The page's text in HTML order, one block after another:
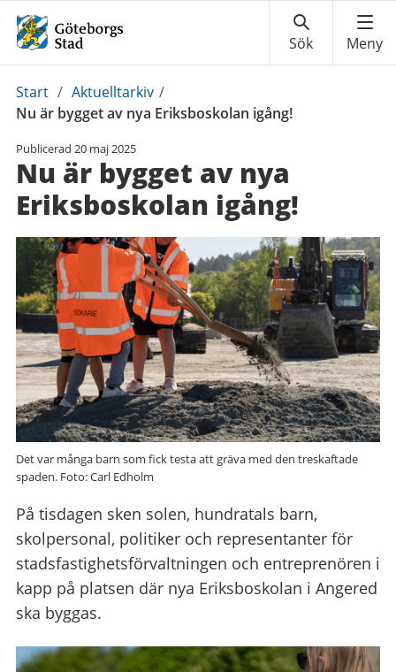
Du
är
Start / Aktuelltarkiv /
Nu är bygget av nya Eriksboskolan igång!
Publicerad 20 maj 2025
Nu är bygget av nya
Eriksboskolan igång!
Det var många barn som fick testa att gräva med den treskaftade
spaden. Foto: Carl Edholm
På tisdagen sken solen, hundratals barn,
skolpersonal, politiker och representanter för
stadsfastighetsförvaltningen och entreprenören i
kapp på platsen där nya Eriksboskolan i Angered
ska byggas.